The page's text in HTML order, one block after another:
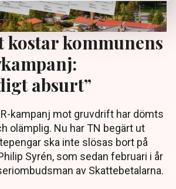
kostar kommunens
absurt”
kampanj mot gruvdrift har dömts
olämplig. Nu har TN begärt ut
ska inte slösas bort på
Syrén, som sedan februari i år
av Skattebetalarna.